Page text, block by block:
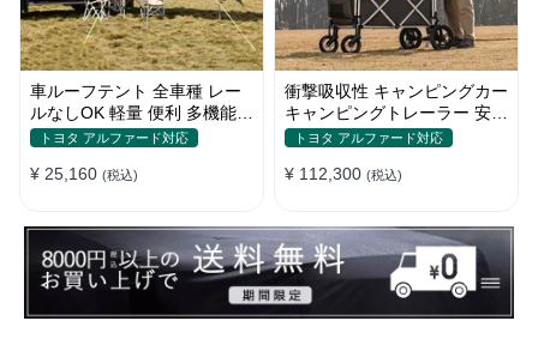
車ルーフテント 全車種 レー
ルなしOK 軽量 便利 多機能
日除け 防水 頑丈 夏ドライブ
トヨタ アルファード対応
¥ 25,160 (税込)
衝撃吸収性 キャンピングカー
キャンピングトレーラー 安全
性 簡単収納 大容量 ベビーカ
トヨタ アルファード対応
¥ 112,300 (税込)